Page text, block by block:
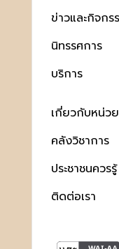
ข่าวและกิจกร
นิทรรศการ
บริการ
เกี่ยวกับหน่ว
คลังวิชาการ
ประชาชนควรรู้
ติดต่อเรา